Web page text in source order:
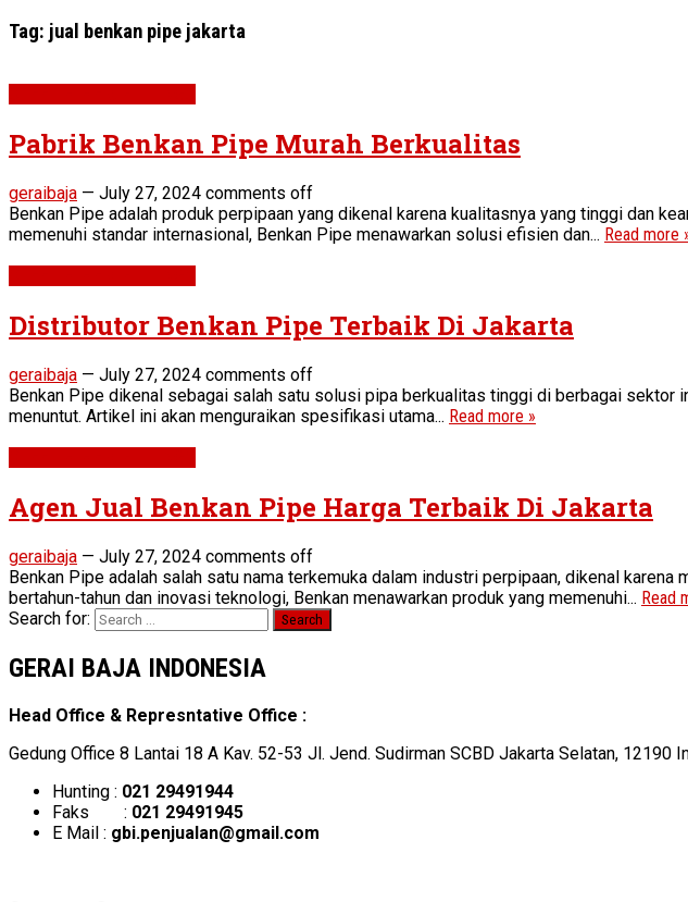
Tag: jual benkan pipe jakarta
Pabrik Benkan Pipe Murah Berkualitas
geraibaja — July 27, 2024 comments off
Benkan Pipe adalah produk perpipaan yang dikenal karena kualitasnya yang tinggi dan
memenuhi standar internasional, Benkan Pipe menawarkan solusi efisien dan... Read more
Distributor Benkan Pipe Terbaik Di Jakarta
geraibaja — July 27, 2024 comments off
Benkan Pipe dikenal sebagai salah satu solusi pipa berkualitas tinggi di berbagai sektor
menuntut. Artikel ini akan menguraikan spesifikasi utama... Read more »
Agen Jual Benkan Pipe Harga Terbaik Di Jakarta
geraibaja — July 27, 2024 comments off
Benkan Pipe adalah salah satu nama terkemuka dalam industri perpipaan, dikenal
bertahun-tahun dan inovasi teknologi, Benkan menawarkan produk yang memenuhi... Read
Search for:
GERAI BAJA INDONESIA
Head Office & Represntative Office :
Gedung Office 8 Lantai 18 A Kav. 52-53 Jl. Jend. Sudirman SCBD Jakarta Selatan, 12190
Hunting : 021 29491944
Faks : 021 29491945
E Mail : gbi.penjualan@gmail.com